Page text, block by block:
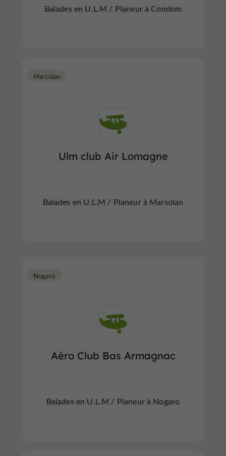
Balades en U.L.M / Planeur à Condom
Ulm club Air Lomagne
Marsolan
Balades en U.L.M / Planeur à Marsolan
Aéro Club Bas Armagnac
Nogaro
Balades en U.L.M / Planeur à Nogaro